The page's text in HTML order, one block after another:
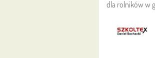
dla rolników w